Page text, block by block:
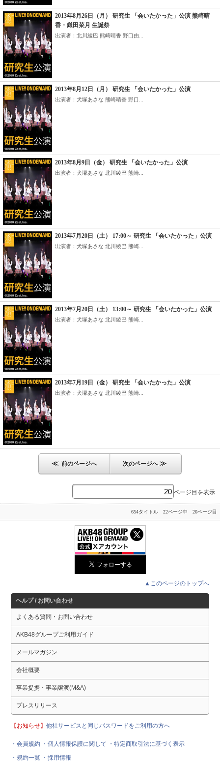
2013年8月26日（月） 研究生 「会いたかった」公演 熊崎晴
香・鎌田菜月 生誕祭
出演者：北川綾巴 熊崎晴香 野口由...
2013年8月12日（月） 研究生 「会いたかった」公演
出演者：犬塚あさな 熊崎晴香 野口...
2013年8月9日（金） 研究生 「会いたかった」公演
出演者：犬塚あさな 北川綾巴 熊崎...
2013年7月20日（土） 17:00～ 研究生 「会いたかった」公演
出演者：犬塚あさな 北川綾巴 熊崎...
2013年7月20日（土） 13:00～ 研究生 「会いたかった」公演
出演者：犬塚あさな 北川綾巴 熊崎...
2013年7月19日（金） 研究生 「会いたかった」公演
出演者：犬塚あさな 北川綾巴 熊崎...
≪ 前のページへ 次のページへ≫
ページ目を表示
654タイトル 22ページ中 20ページ目
▲このページのトップへ
ヘルプ / お問い合わせ
よくある質問・お問い合わせ
AKB48グループご利用ガイド
メールマガジン
会社概要
事業提携・事業譲渡(M&A)
プレスリリース
【お知らせ】他社サービスと同じパスワードをご利用の方へ
・会員規約 ・個人情報保護に関して
・特定商取引法に基づく表示
・規約一覧 ・採用情報